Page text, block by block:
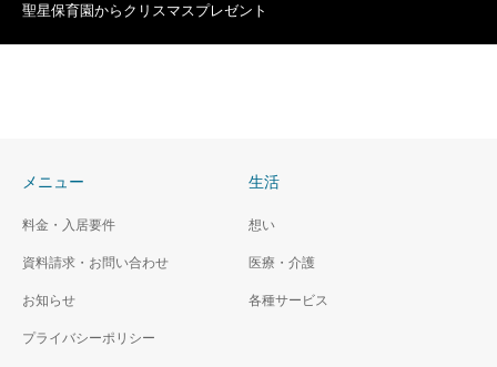
聖星保育園からクリスマスプレゼント
メニュー
料金・入居要件
資料請求・お問い合わせ
お知らせ
プライバシーポリシー
生活
想い
医療・介護
各種サービス